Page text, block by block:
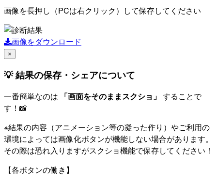
画像を長押し（PCは右クリック）して保存してください
画像をダウンロード
×
💡 結果の保存・シェアについて
一番簡単なのは 「画面をそのままスクショ」 することで
す！📸
※結果の内容（アニメーション等の凝った作り）やご利用の
環境によっては画像化ボタンが機能しない場合があります。
その際は恐れ入りますがスクショ機能で保存してください！
【各ボタンの働き】